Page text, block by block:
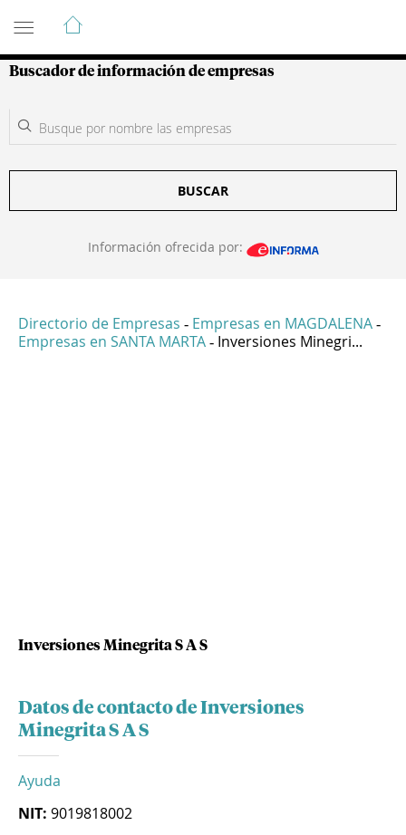
Guía de Empresas Colombianas
Buscador de información de empresas
BUSCAR
Información ofrecida por:
Directorio de Empresas - Empresas en MAGDALENA -
Empresas en SANTA MARTA - Inversiones Minegri...
Inversiones Minegrita S A S
Datos de contacto de Inversiones
Minegrita S A S
Ayuda
NIT: 9019818002